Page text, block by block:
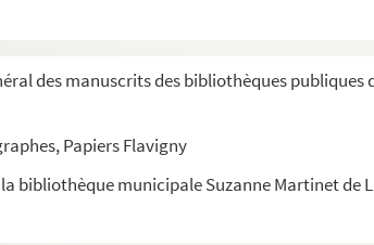
des manuscrits des bibliothèques
Papiers Flavigny
bibliothèque municipale Suzanne Martinet de
d'écrits sur l'architecture